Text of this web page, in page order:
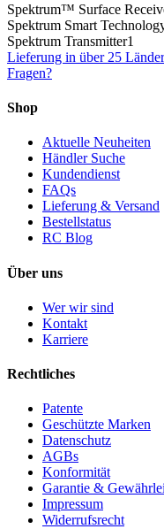
Spektrum™ Surface
Spektrum Smart
Spektrum Transmitter1
Lieferung in über 25 Länder
Fragen?
Shop
Aktuelle Neuheiten
Händler Suche
Kundendienst
FAQs
Lieferung & Versand
Bestellstatus
RC Blog
Über uns
Wer wir sind
Kontakt
Karriere
Rechtliches
Patente
Geschützte Marken
Datenschutz
AGBs
Konformität
Garantie &
Impressum
Widerrufsrecht